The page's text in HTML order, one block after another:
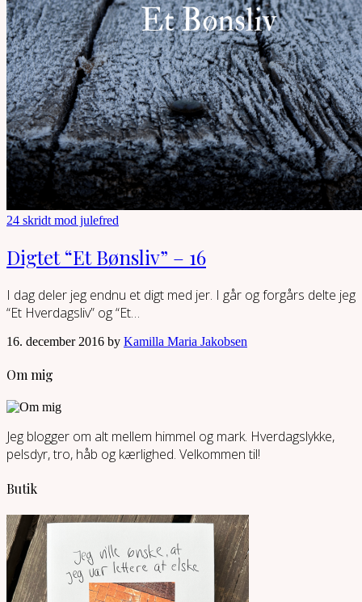
24 skridt mod julefred
Digtet “Et Bønsliv” – 16
I dag deler jeg endnu et digt med jer. I går og forgårs delte jeg
“Et Hverdagsliv” og “Et…
16. december 2016 by Kamilla Maria Jakobsen
Om mig
Jeg blogger om alt mellem himmel og mark. Hverdagslykke,
pelsdyr, tro, håb og kærlighed. Velkommen til!
Butik